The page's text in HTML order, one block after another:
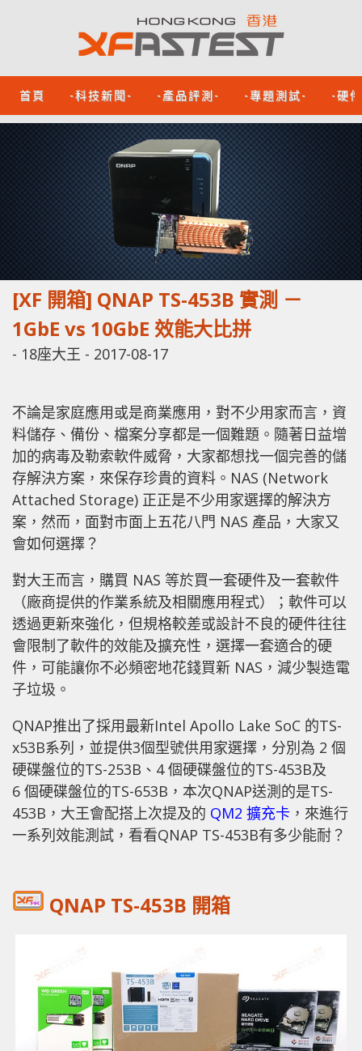
首頁 -科技新聞- -產品評測- -專題測試- -硬
[XF 開箱] QNAP TS-453B 實測 －
1GbE vs 10GbE 效能大比拼
- 18座大王 - 2017-08-17
不論是家庭應用或是商業應用，對不少用家而言，資
料儲存、備份、檔案分享都是一個難題。隨著日益增
加的病毒及勒索軟件威脅，大家都想找一個完善的儲
存解決方案，來保存珍貴的資料。NAS (Network
Attached Storage) 正正是不少用家選擇的解決方
案，然而，面對市面上五花八門 NAS 產品，大家又
會如何選擇？
對大王而言，購買 NAS 等於買一套硬件及一套軟件
（廠商提供的作業系統及相關應用程式）；軟件可以
透過更新來強化，但規格較差或設計不良的硬件往往
會限制了軟件的效能及擴充性，選擇一套適合的硬
件，可能讓你不必頻密地花錢買新 NAS，減少製造電
子垃圾。
QNAP推出了採用最新Intel Apollo Lake SoC 的TS-
x53B系列，並提供3個型號供用家選擇，分別為 2 個
硬碟盤位的TS-253B、4 個硬碟盤位的TS-453B及
6 個硬碟盤位的TS-653B，本次QNAP送測的是TS-
453B，大王會配搭上次提及的 QM2 擴充卡 ，來進行
一系列效能測試，看看QNAP TS-453B有多少能耐？
QNAP TS-453B 開箱